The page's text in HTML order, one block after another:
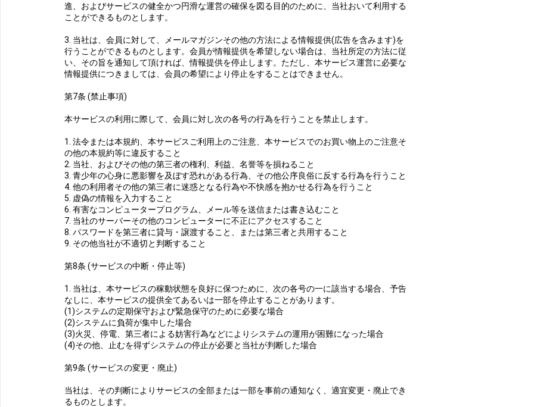
進、およびサービスの健全かつ円滑な運営の確保を図る目的のために、当社おいて利用する
ことができるものとします。
3. 当社は、会員に対して、メールマガジンその他の方法による情報提供(広告を含みます)を
行うことができるものとします。会員が情報提供を希望しない場合は、当社所定の方法に従
い、その旨を通知して頂ければ、情報提供を停止します。ただし、本サービス運営に必要な
情報提供につきましては、会員の希望により停止をすることはできません。
第7条 (禁止事項)
本サービスの利用に際して、会員に対し次の各号の行為を行うことを禁止します。
1. 法令または本規約、本サービスご利用上のご注意、本サービスでのお買い物上のご注意そ
の他の本規約等に違反すること
2. 当社、およびその他の第三者の権利、利益、名誉等を損ねること
3. 青少年の心身に悪影響を及ぼす恐れがある行為、その他公序良俗に反する行為を行うこと
4. 他の利用者その他の第三者に迷惑となる行為や不快感を抱かせる行為を行うこと
5. 虚偽の情報を入力すること
6. 有害なコンピュータープログラム、メール等を送信または書き込むこと
7. 当社のサーバーその他のコンピューターに不正にアクセスすること
8. パスワードを第三者に貸与・譲渡すること、または第三者と共用すること
9. その他当社が不適切と判断すること
第8条 (サービスの中断・停止等)
1. 当社は、本サービスの稼動状態を良好に保つために、次の各号の一に該当する場合、予告
なしに、本サービスの提供全てあるいは一部を停止することがあります。
(1)システムの定期保守および緊急保守のために必要な場合
(2)システムに負荷が集中した場合
(3)火災、停電、第三者による妨害行為などによりシステムの運用が困難になった場合
(4)その他、止むを得ずシステムの停止が必要と当社が判断した場合
第9条 (サービスの変更・廃止)
当社は、その判断によりサービスの全部または一部を事前の通知なく、適宜変更・廃止でき
るものとします。